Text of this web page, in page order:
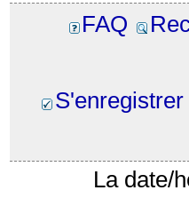
FAQ
S'enregistrer
La date/